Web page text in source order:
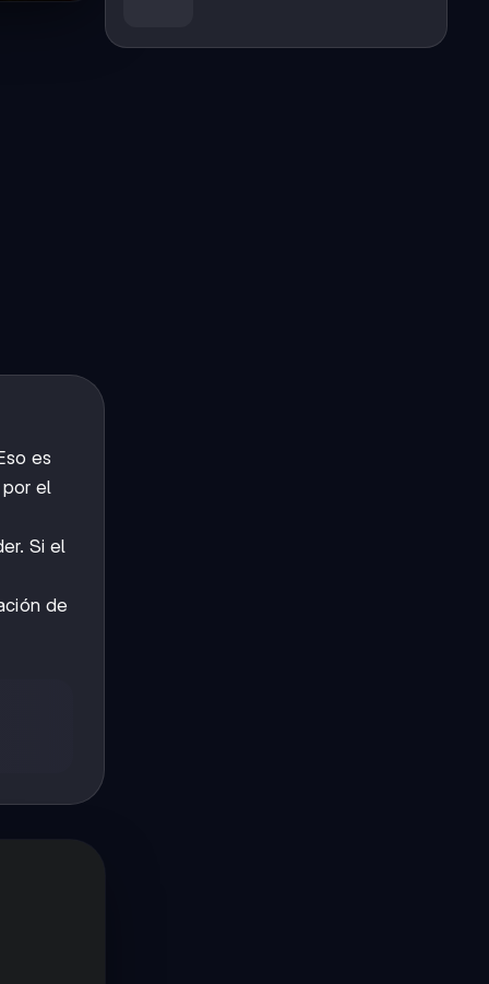
es
el
Si el
de